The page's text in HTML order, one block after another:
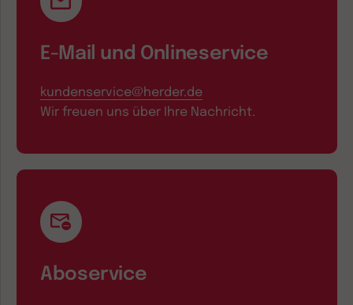
E-Mail und Onlineservice
kundenservice@herder.de
Wir freuen uns über Ihre Nachricht.
Aboservice